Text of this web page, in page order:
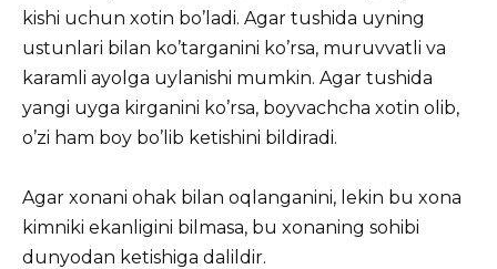
kishi uchun xotin bo’ladi. Agar tushida uyning
ustunlari bilan ko’targanini ko’rsa, muruvvatli va
karamli ayolga uylanishi mumkin. Agar tushida
yangi uyga kirganini ko’rsa, boyvachcha xotin olib,
o’zi ham boy bo’lib ketishini bildiradi.
Agar xonani ohak bilan oqlanganini, lekin bu xona
kimniki ekanligini bilmasa, bu xonaning sohibi
dunyodan ketishiga dalildir.